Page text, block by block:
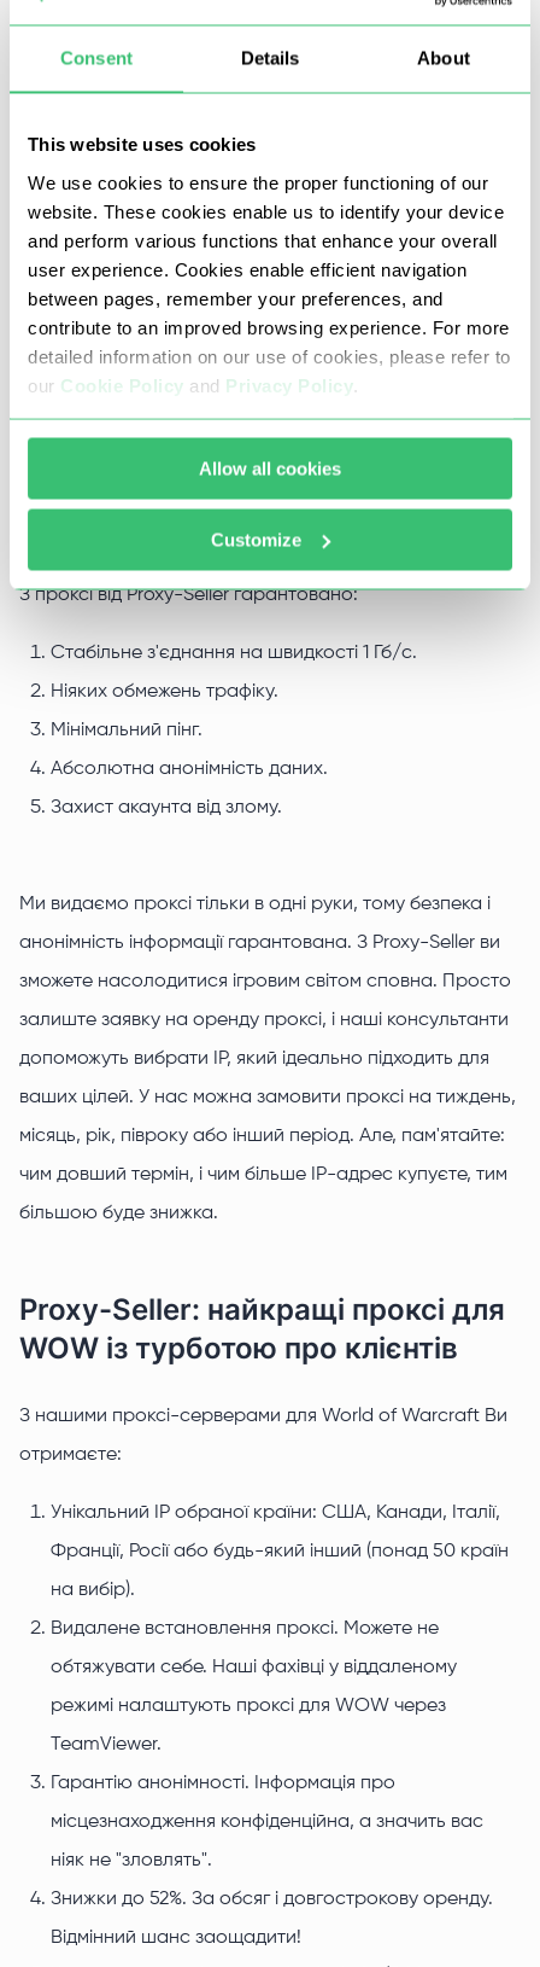
Consent Details About
This website uses cookies
We use cookies to ensure the proper functioning of our
website. These cookies enable us to identify your device
and perform various functions that enhance your overall
user experience. Cookies enable efficient navigation
between pages, remember your preferences, and
contribute to an improved browsing experience. For more
detailed information on our use of cookies, please refer to
our Cookie Policy and Privacy Policy
Allow all cookies
Customize
інформацію;
створювати кілька акаунтів;
підвищити репутацію в грі та фармити голду за
допомогою ботів.
Стабільні та надійні проксі від
Proxy-Seller для WoW
Приватні проксі від Proxy-Seller обирають ті, для кого
комфорт і безпека ігрового в пріоритеті. До того ж, ми
пропонуємо проксі за приємними цінами і завжди
готові зробити знижку за обсяг і довгострокову
З проксі від Proxy-Seller гарантовано:
Стабільне з'єднання на швидкості 1 Гб/с.
Ніяких обмежень трафіку.
Мінімальний пінг.
Абсолютна анонімність даних.
Захист акаунта від злому.
Ми видаємо проксі тільки в одні руки, тому безпека і
анонімність інформації гарантована. З Proxy-Seller ви
зможете насолодитися ігровим світом сповна. Просто
залиште заявку на оренду проксі, і наші консультанти
допоможуть вибрати IP, який ідеально підходить для
ваших цілей. У нас можна замовити проксі на тиждень,
місяць, рік, півроку або інший період. Але, пам'ятайте:
чим довший термін, і чим більше IP-адрес купуєте, тим
більшою буде знижка.
Proxy-Seller: найкращі проксі для
WOW із турботою про клієнтів
З нашими проксі-серверами для World of Warcraft Ви
отримаєте:
Унікальний IP обраної країни: США, Канади, Італії,
Франції, Росії або будь-який інший (понад 50 країн
на вибір).
Видалене встановлення проксі. Можете не
обтяжувати себе. Наші фахівці у віддаленому
режимі налаштують проксі для WOW через
TeamViewer.
Гарантію анонімності. Інформація про
місцезнаходження конфіденційна, а значить вас
ніяк не "зловлять".
Знижки до 52%. За обсяг і довгострокову оренду.
Відмінний шанс заощадити!